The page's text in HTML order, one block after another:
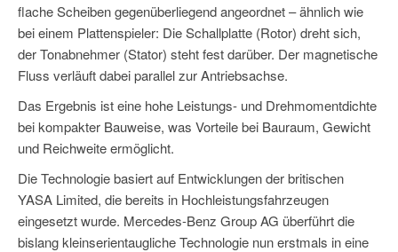
flache Scheiben gegenüberliegend angeordnet – ähnlich wie
bei einem Plattenspieler: Die Schallplatte (Rotor) dreht sich,
der Tonabnehmer (Stator) steht fest darüber. Der magnetische
Fluss verläuft dabei parallel zur Antriebsachse.
Das Ergebnis ist eine hohe Leistungs- und Drehmomentdichte
bei kompakter Bauweise, was Vorteile bei Bauraum, Gewicht
und Reichweite ermöglicht.
Die Technologie basiert auf Entwicklungen der britischen
YASA Limited, die bereits in Hochleistungsfahrzeugen
eingesetzt wurde. Mercedes-Benz Group AG überführt die
bislang kleinserientaugliche Technologie nun erstmals in eine